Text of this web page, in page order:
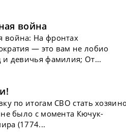
война
война: На фронтах
— это вам не лобио
и девичья фамилия; От...
по итогам СВО стать
было с момента Кючук-
(1774...